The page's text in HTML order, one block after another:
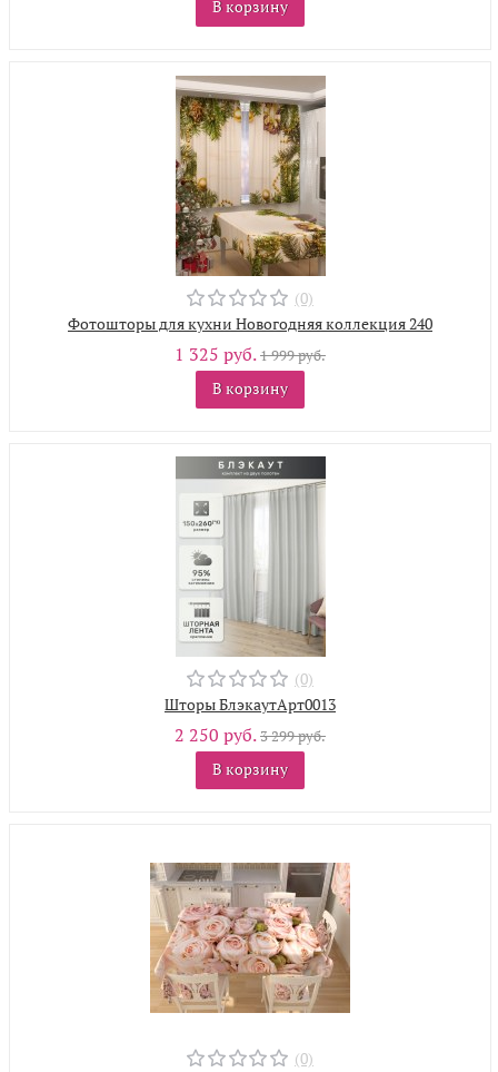
В корзину
(0)
Фотошторы для кухни Новогодняя коллекция 240
1 325 руб.1 999 руб.
В корзину
(0)
Шторы БлэкаутАрт0013
2 250 руб.3 299 руб.
В корзину
(0)